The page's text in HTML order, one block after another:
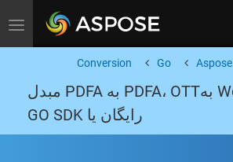
Toggle navigation
Go
Conversion
تبدیل Word بهPDFA، OTT به PDFA مبدل
رایگان یا GO SDK